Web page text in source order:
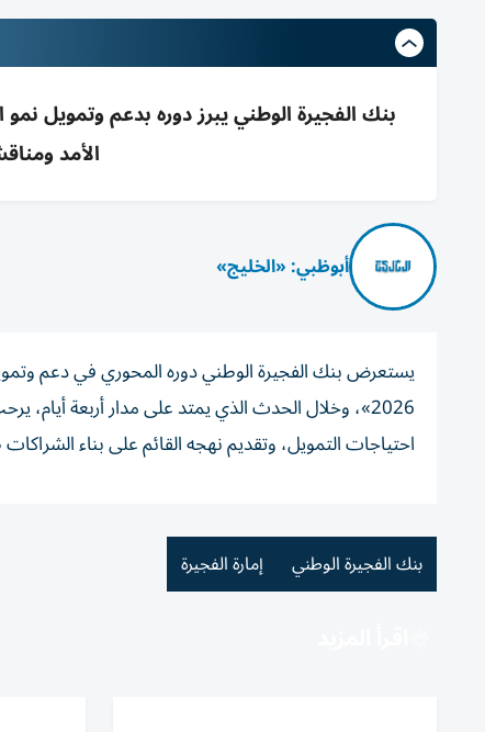
الأمد
أبوظبي: «الخليج»
يستعرض بنك الفجيرة الوطني دوره المحوري في دعم
2026»، وخلال الحدث الذي يمتد على مدار أربعة
احتياجات التمويل، وتقديم نهجه القائم على بناء
بنك الفجيرة الوطني إمارة الفجيرة